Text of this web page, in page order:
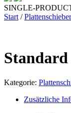
SINGLE-
Start /Plattenschieber
Kategorie:
Zusätzliche